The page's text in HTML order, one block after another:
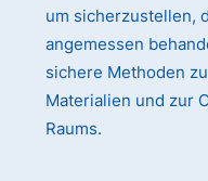
um sicherzustellen,
angemessen
sichere Methoden
Materialien und zur
Raums.